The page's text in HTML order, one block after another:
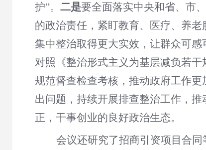
护”。 二是要全面落实中央和省、市
的政治责任，紧盯教育、医疗、养
集中整治取得更大实效，让群众可感
对照《整治形式主义为基层减负若
规范督查检查考核，推动政府工作更
出问题，持续开展排查整治工作，
正，干事创业的良好政治生态。
会议还研究了招商引资项目合同